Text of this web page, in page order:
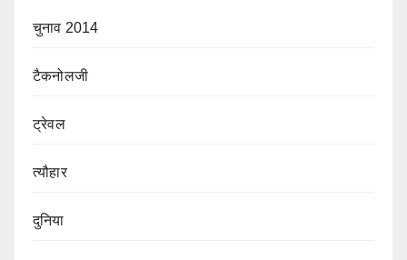
चुनाव 2014
टैकनोलजी
ट्रेवल
त्यौहार
दुनिया